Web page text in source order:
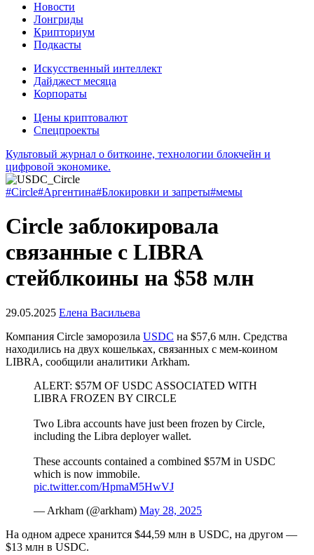
Новости
Лонгриды
Крипториум
Подкасты
Искусственный интеллект
Дайджест месяца
Корпораты
Цены криптовалют
Спецпроекты
Культовый журнал о биткоине, технологии блокчейн и
цифровой экономике.
#Circle#Аргентина#Блокировки и запреты#мемы
Circle заблокировала
связанные с LIBRA
стейблкоины на $58 млн
29.05.2025 Елена Васильева
Компания Circle заморозила USDC на $57,6 млн. Средства
находились на двух кошельках, связанных с мем-коином
LIBRA, сообщили аналитики Arkham.
ALERT: $57M OF USDC ASSOCIATED WITH
LIBRA FROZEN BY CIRCLE
Two Libra accounts have just been frozen by Circle,
including the Libra deployer wallet.
These accounts contained a combined $57M in USDC
which is now immobile.
pic.twitter.com/HpmaM5HwVJ
— Arkham (@arkham) May 28, 2025
На одном адресе хранится $44,59 млн в USDC, на другом —
$13 млн в USDC.